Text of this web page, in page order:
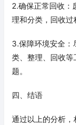
2.确保正常回收：
理和分类，回收过
3.保障环境安全：
类、整理、回收
题。
四、结语
通过以上的分析